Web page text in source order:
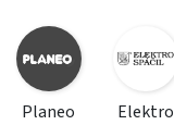
Planeo
Elektro